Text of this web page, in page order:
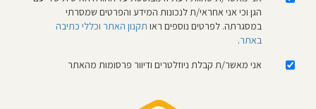
הגן וכי אני אחראי/ת לנכונות המידע והפרטים שמסרתי
במסגרתה. לפרטים נוספים ראו תקנון האתר וכללי כתיבה
באתר.
אני מאשר/ת קבלת ניוזלטרים ודיוור פרסומות מהאתר